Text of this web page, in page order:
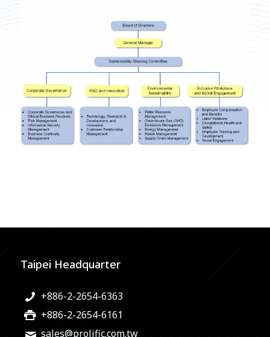
Taipei Headquarter
+886-2-2654-6363
+886-2-2654-6161
sales@prolific.com.tw